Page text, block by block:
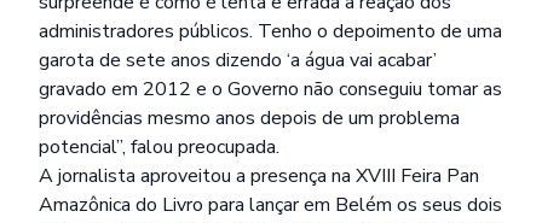
administradores públicos. Tenho o depoimento de uma
garota de sete anos dizendo ‘a água vai acabar’
gravado em 2012 e o Governo não conseguiu tomar as
providências mesmo anos depois de um problema
potencial”, falou preocupada.
A jornalista aproveitou a presença na XVIII Feira Pan
Amazônica do Livro para lançar em Belém os seus dois